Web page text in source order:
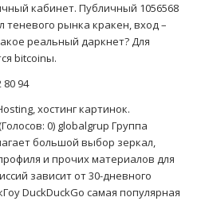
кабинет. Публичный 1056568
рынка кракен, вход –
реальный даркнет? Для
bitcoinы.
хостинг картинок.
0) globalgrup Группа
большой выбор зеркал,
и прочих материалов для
зависит от 30-дневного
DuckDuckGo самая популярная